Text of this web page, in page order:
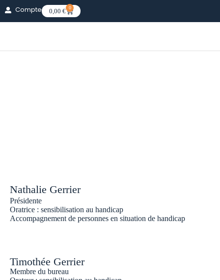
Compte 0,00€ 0
Nathalie Gerrier
Présidente
Oratrice : sensibilisation au handicap
Accompagnement de personnes en situation de handicap
Timothée Gerrier
Membre du bureau